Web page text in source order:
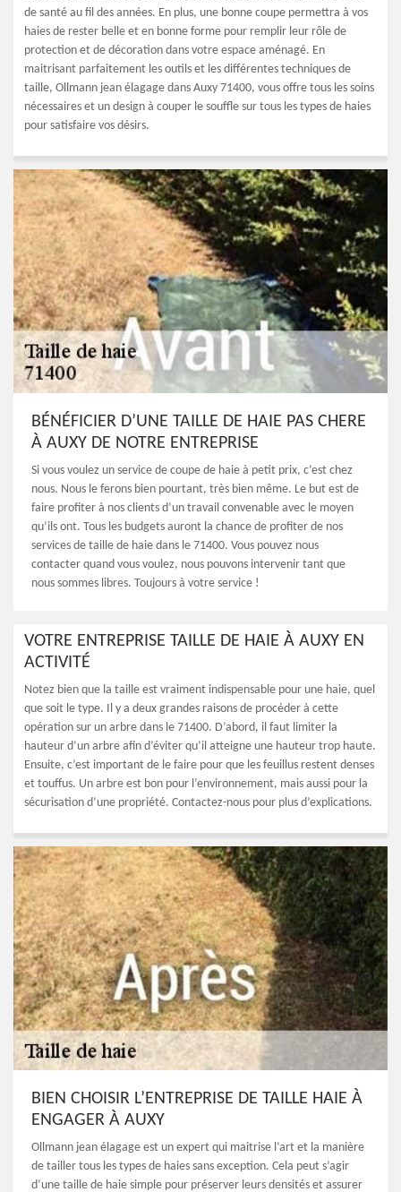
de santé au fil des années. En plus, une bonne coupe permettra à vos
haies de rester belle et en bonne forme pour remplir leur rôle de
protection et de décoration dans votre espace aménagé. En
maitrisant parfaitement les outils et les différentes techniques de
taille, Ollmann jean élagage dans Auxy 71400, vous offre tous les soins
nécessaires et un design à couper le souffle sur tous les types de haies
pour satisfaire vos désirs.
BÉNÉFICIER D’UNE TAILLE DE HAIE PAS CHERE
À AUXY DE NOTRE ENTREPRISE
Si vous voulez un service de coupe de haie à petit prix, c’est chez
nous. Nous le ferons bien pourtant, très bien même. Le but est de
faire profiter à nos clients d’un travail convenable avec le moyen
qu’ils ont. Tous les budgets auront la chance de profiter de nos
services de taille de haie dans le 71400. Vous pouvez nous
contacter quand vous voulez, nous pouvons intervenir tant que
nous sommes libres. Toujours à votre service !
VOTRE ENTREPRISE TAILLE DE HAIE À AUXY EN
ACTIVITÉ
Notez bien que la taille est vraiment indispensable pour une haie, quel
que soit le type. Il y a deux grandes raisons de procéder à cette
opération sur un arbre dans le 71400. D’abord, il faut limiter la
hauteur d’un arbre afin d’éviter qu’il atteigne une hauteur trop haute.
Ensuite, c’est important de le faire pour que les feuillus restent denses
et touffus. Un arbre est bon pour l’environnement, mais aussi pour la
sécurisation d’une propriété. Contactez-nous pour plus d’explications.
BIEN CHOISIR L’ENTREPRISE DE TAILLE HAIE À
ENGAGER À AUXY
Ollmann jean élagage est un expert qui maitrise l’art et la manière
de tailler tous les types de haies sans exception. Cela peut s’agir
d’une taille de haie simple pour préserver leurs densités et assurer